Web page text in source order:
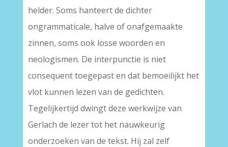
helder. Soms hanteert de dichter
ongrammaticale, halve of onafgemaakte
zinnen, soms ook losse woorden en
neologismen. De interpunctie is niet
consequent toegepast en dat bemoeilijkt het
vlot kunnen lezen van de gedichten.
Tegelijkertijd dwingt deze werkwijze van
Gerlach de lezer tot het nauwkeurig
onderzoeken van de tekst. Hij zal zelf